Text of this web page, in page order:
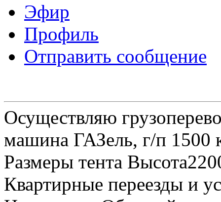
Эфир
Профиль
Отправить сообщение
Осуществляю
машина ГАЗель, г/п 1500
Размеры тента
Квартирные переезды и